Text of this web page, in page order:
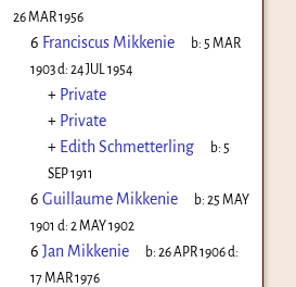
26 MAR 1956
6 Franciscus Mikkenie b: 5 MAR
1903d: 24 JUL 1954
+ Private
+ Private
+ Edith Schmetterling b: 5
SEP 1911
6 Guillaume Mikkenie b:25 MAY
1901 d: 2 MAY 1902
6 Jan Mikkenie b:26 APR 1906d:
17 MAR 1976